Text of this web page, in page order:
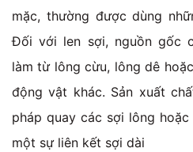
mặc, thường được dùng
Đối với len sợi, nguồn gốc
làm từ lông cừu, lông dê
động vật khác. Sản xuất
pháp quay các sợi lông
một sự liên kết sợi dài